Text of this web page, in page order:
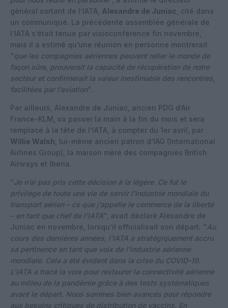
général sortant de l’IATA,
Alexandre de Juniac , cité dans
un communiqué. La précédente assemblée générale de
l’IATA s’était tenue par visioconférence fin novembre,
mais il a estimé qu’une réunion en personne montrerait
“que les compagnies aériennes peuvent relier le monde de
façon sûre, prouverait la capacité de récupération de notre
secteur et confirmerait la valeur inestimable des rencontres,
facilitées par l’aviation“.
Par ailleurs, Alexandre de Juniac, ancien PDG d’Air
France-KLM, va passer la main à la fin du mois et sera
remplacé à la tête de l’IATA, à compter du 1er avril, par
Willie Walsh , lui-même ancien patron d’IAG (International
Airlines Group), la maison mère des compagnies British
Airways et Iberia.
“Je n’ai pas pris cette décision à la légère. Ce fut le
privilège de toute une vie de servir l’industrie mondiale du
transport aérien – ce que j’appelle le commerce de la liberté
– en tant que chef de l’IATA“, avait déclaré Alexandre de
Juniac en novembre, lorsqu’il officialisait son départ. “Au
cours des dernières années, l’IATA a stratégiquement accru
sa pertinence en tant que voix de l’industrie aérienne
mondiale. Cela a été évident dans la crise du COVID-19.
L’IATA a tracé la voie pour restaurer la connectivité aérienne
au milieu de la pandémie grâce à des tests systématiques
avant le départ. Nous sommes bien avancés pour répondre
aux besoins critiques de distribution de vaccins. En